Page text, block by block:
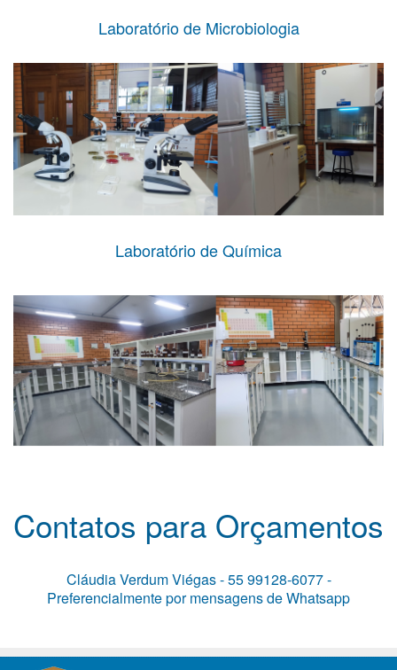
Laboratório de Microbiologia
Laboratório de Química
Contatos para Orçamentos
Cláudia Verdum Viégas - 55 99128-6077 -
Preferencialmente por mensagens de Whatsapp